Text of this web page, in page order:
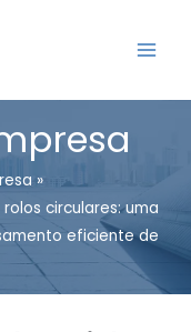
circulares: uma
eficiente de